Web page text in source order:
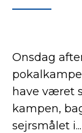
Onsdag
have været
kampen,
sejrsmålet i...